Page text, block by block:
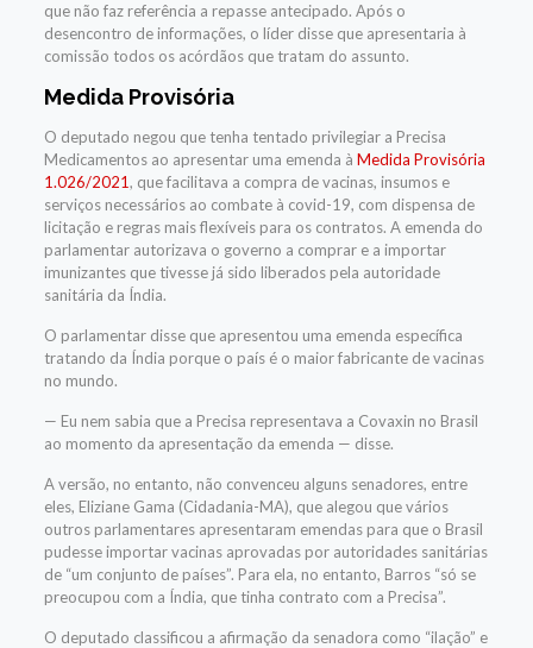
que não faz referência a repasse antecipado. Após o
desencontro de informações, o líder disse que apresentaria à
comissão todos os acórdãos que tratam do assunto.
Medida Provisória
O deputado negou que tenha tentado privilegiar a Precisa
Medicamentos ao apresentar uma emenda à Medida Provisória
1.026/2021, que facilitava a compra de vacinas, insumos e
serviços necessários ao combate à covid-19, com dispensa de
licitação e regras mais flexíveis para os contratos. A emenda do
parlamentar autorizava o governo a comprar e a importar
imunizantes que tivesse já sido liberados pela autoridade
sanitária da Índia.
O parlamentar disse que apresentou uma emenda específica
tratando da Índia porque o país é o maior fabricante de vacinas
no mundo.
— Eu nem sabia que a Precisa representava a Covaxin no Brasil
ao momento da apresentação da emenda — disse.
A versão, no entanto, não convenceu alguns senadores, entre
eles, Eliziane Gama (Cidadania-MA), que alegou que vários
outros parlamentares apresentaram emendas para que o Brasil
pudesse importar vacinas aprovadas por autoridades sanitárias
de “um conjunto de países”. Para ela, no entanto, Barros “só se
preocupou com a Índia, que tinha contrato com a Precisa”.
O deputado classificou a afirmação da senadora como “ilação” e